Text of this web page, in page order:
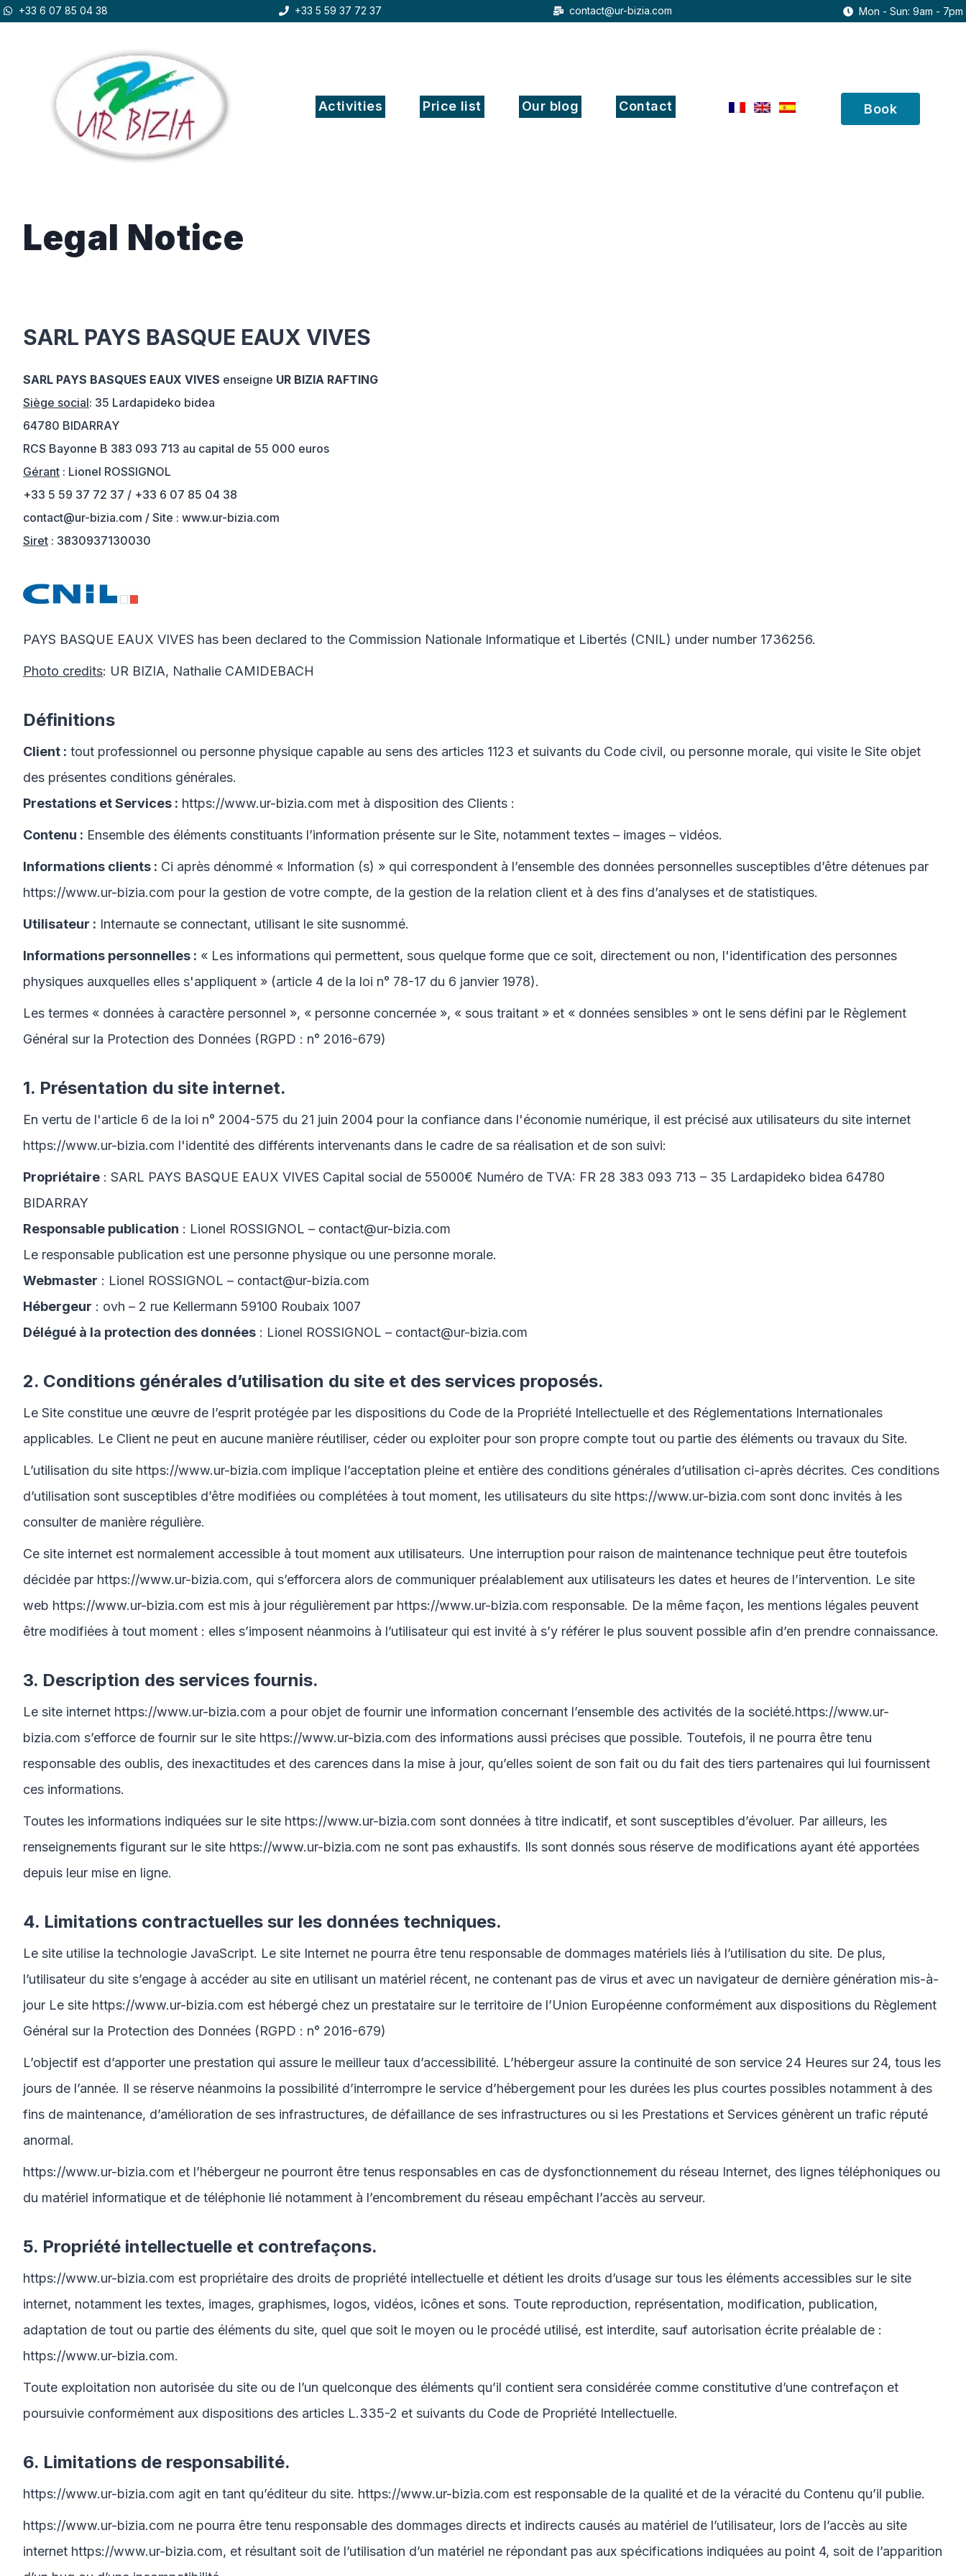
+33 6 07 85 04 38 +33 5 59 37 72 37 contact@ur-bizia.com Mon - Sun: 9am - 7pm
Activities Price list Our blog Contact Book
Legal Notice
SARL PAYS BASQUE EAUX VIVES
SARL PAYS BASQUES EAUX VIVES enseigne UR BIZIA RAFTING
Siège social: 35 Lardapideko bidea
64780 BIDARRAY
RCS Bayonne B 383 093 713 au capital de 55 000 euros
Gérant : Lionel ROSSIGNOL
+33 5 59 37 72 37 / +33 6 07 85 04 38
contact@ur-bizia.com / Site : www.ur-bizia.com
Siret : 3830937130030
PAYS BASQUE EAUX VIVES has been declared to the Commission Nationale Informatique et Libertés (CNIL) under number 1736256.
Photo credits: UR BIZIA, Nathalie CAMIDEBACH
Définitions
Client : tout professionnel ou personne physique capable au sens des articles 1123 et suivants du Code civil, ou personne morale, qui visite le Site objet
des présentes conditions générales.
Prestations et Services : https://www.ur-bizia.com met à disposition des Clients :
Contenu : Ensemble des éléments constituants l’information présente sur le Site, notamment textes – images – vidéos.
Informations clients : Ci après dénommé « Information (s) » qui correspondent à l’ensemble des données personnelles susceptibles d’être détenues par
https://www.ur-bizia.com pour la gestion de votre compte, de la gestion de la relation client et à des fins d’analyses et de statistiques.
Utilisateur : Internaute se connectant, utilisant le site susnommé.
Informations personnelles : « Les informations qui permettent, sous quelque forme que ce soit, directement ou non, l'identification des personnes
physiques auxquelles elles s'appliquent » (article 4 de la loi n° 78-17 du 6 janvier 1978).
Les termes « données à caractère personnel », « personne concernée », « sous traitant » et « données sensibles » ont le sens défini par le Règlement
Général sur la Protection des Données (RGPD : n° 2016-679)
1. Présentation du site internet.
En vertu de l'article 6 de la loi n° 2004-575 du 21 juin 2004 pour la confiance dans l'économie numérique, il est précisé aux utilisateurs du site internet
https://www.ur-bizia.com l'identité des différents intervenants dans le cadre de sa réalisation et de son suivi:
Propriétaire : SARL PAYS BASQUE EAUX VIVES Capital social de 55000€ Numéro de TVA: FR 28 383 093 713 – 35 Lardapideko bidea 64780
BIDARRAY
Responsable publication : Lionel ROSSIGNOL – contact@ur-bizia.com
Le responsable publication est une personne physique ou une personne morale.
Webmaster : Lionel ROSSIGNOL – contact@ur-bizia.com
Hébergeur : ovh – 2 rue Kellermann 59100 Roubaix 1007
Délégué à la protection des données : Lionel ROSSIGNOL – contact@ur-bizia.com
2. Conditions générales d’utilisation du site et des services proposés.
Le Site constitue une œuvre de l’esprit protégée par les dispositions du Code de la Propriété Intellectuelle et des Réglementations Internationales
applicables. Le Client ne peut en aucune manière réutiliser, céder ou exploiter pour son propre compte tout ou partie des éléments ou travaux du Site.
L’utilisation du site https://www.ur-bizia.com implique l’acceptation pleine et entière des conditions générales d’utilisation ci-après décrites. Ces conditions
d’utilisation sont susceptibles d’être modifiées ou complétées à tout moment, les utilisateurs du site https://www.ur-bizia.com sont donc invités à les
consulter de manière régulière.
Ce site internet est normalement accessible à tout moment aux utilisateurs. Une interruption pour raison de maintenance technique peut être toutefois
décidée par https://www.ur-bizia.com, qui s’efforcera alors de communiquer préalablement aux utilisateurs les dates et heures de l’intervention. Le site
web https://www.ur-bizia.com est mis à jour régulièrement par https://www.ur-bizia.com responsable. De la même façon, les mentions légales peuvent
être modifiées à tout moment : elles s’imposent néanmoins à l’utilisateur qui est invité à s’y référer le plus souvent possible afin d’en prendre connaissance.
3. Description des services fournis.
Le site internet https://www.ur-bizia.com a pour objet de fournir une information concernant l’ensemble des activités de la société.https://www.ur-
bizia.com s’efforce de fournir sur le site https://www.ur-bizia.com des informations aussi précises que possible. Toutefois, il ne pourra être tenu
responsable des oublis, des inexactitudes et des carences dans la mise à jour, qu’elles soient de son fait ou du fait des tiers partenaires qui lui fournissent
ces informations.
Toutes les informations indiquées sur le site https://www.ur-bizia.com sont données à titre indicatif, et sont susceptibles d’évoluer. Par ailleurs, les
renseignements figurant sur le site https://www.ur-bizia.com ne sont pas exhaustifs. Ils sont donnés sous réserve de modifications ayant été apportées
depuis leur mise en ligne.
4. Limitations contractuelles sur les données techniques.
Le site utilise la technologie JavaScript. Le site Internet ne pourra être tenu responsable de dommages matériels liés à l’utilisation du site. De plus,
l’utilisateur du site s’engage à accéder au site en utilisant un matériel récent, ne contenant pas de virus et avec un navigateur de dernière génération mis-à-
jour Le site https://www.ur-bizia.com est hébergé chez un prestataire sur le territoire de l’Union Européenne conformément aux dispositions du Règlement
Général sur la Protection des Données (RGPD : n° 2016-679)
L’objectif est d’apporter une prestation qui assure le meilleur taux d’accessibilité. L’hébergeur assure la continuité de son service 24 Heures sur 24, tous les
jours de l’année. Il se réserve néanmoins la possibilité d’interrompre le service d’hébergement pour les durées les plus courtes possibles notamment à des
fins de maintenance, d’amélioration de ses infrastructures, de défaillance de ses infrastructures ou si les Prestations et Services génèrent un trafic réputé
anormal.
https://www.ur-bizia.com et l’hébergeur ne pourront être tenus responsables en cas de dysfonctionnement du réseau Internet, des lignes téléphoniques ou
du matériel informatique et de téléphonie lié notamment à l’encombrement du réseau empêchant l’accès au serveur.
5. Propriété intellectuelle et contrefaçons.
https://www.ur-bizia.com est propriétaire des droits de propriété intellectuelle et détient les droits d’usage sur tous les éléments accessibles sur le site
internet, notamment les textes, images, graphismes, logos, vidéos, icônes et sons. Toute reproduction, représentation, modification, publication,
adaptation de tout ou partie des éléments du site, quel que soit le moyen ou le procédé utilisé, est interdite, sauf autorisation écrite préalable de :
https://www.ur-bizia.com.
Toute exploitation non autorisée du site ou de l’un quelconque des éléments qu’il contient sera considérée comme constitutive d’une contrefaçon et
poursuivie conformément aux dispositions des articles L.335-2 et suivants du Code de Propriété Intellectuelle.
6. Limitations de responsabilité.
https://www.ur-bizia.com agit en tant qu’éditeur du site. https://www.ur-bizia.com est responsable de la qualité et de la véracité du Contenu qu’il publie.
https://www.ur-bizia.com ne pourra être tenu responsable des dommages directs et indirects causés au matériel de l’utilisateur, lors de l’accès au site
internet https://www.ur-bizia.com, et résultant soit de l’utilisation d’un matériel ne répondant pas aux spécifications indiquées au point 4, soit de l’apparition